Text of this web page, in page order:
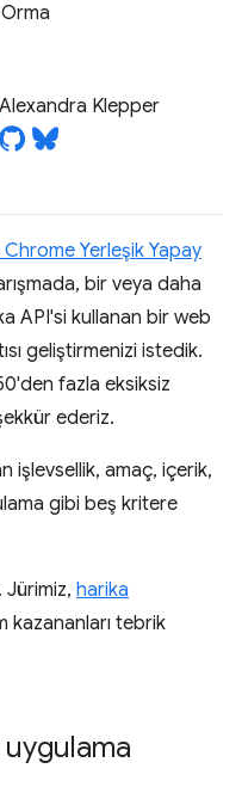
Alexandra Klepper
Yerleşik Yapay
bir veya daha
API'si kullanan bir web
geliştirmenizi istedik.
fazla eksiksiz
ederiz.
işlevsellik, amaç, içerik,
gibi beş kritere
Jürimiz, harika
kazananları tebrik